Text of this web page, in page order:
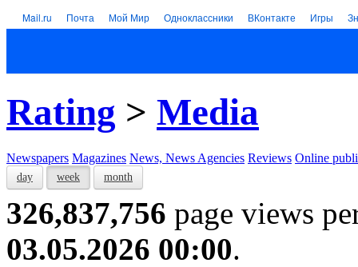
Mail.ru Почта Мой Мир Одноклассники ВКонтакте Игры
Rating > Media
Newspapers Magazines News, News Agencies Reviews Online
day week month
326,837,756 page views
03.05.2026 00:00.